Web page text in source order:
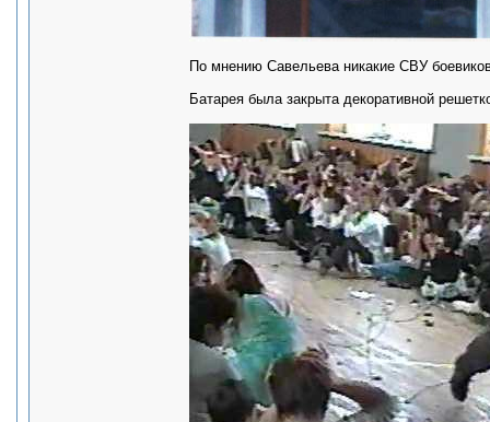
По мнению Савельева никакие СВУ
Батарея была закрыта декоративной